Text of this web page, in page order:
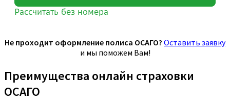
Не проходит оформление полиса ОСАГО? Оставить заявку
и мы поможем Вам!
Преимущества онлайн страховки
ОСАГО